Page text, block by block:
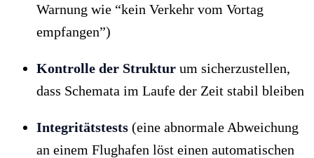
Warnung wie “kein Verkehr vom Vortag
empfangen”)
Kontrolle der Struktur um sicherzustellen,
dass Schemata im Laufe der Zeit stabil bleiben
Integritätstests (eine abnormale Abweichung
an einem Flughafen löst einen automatischen